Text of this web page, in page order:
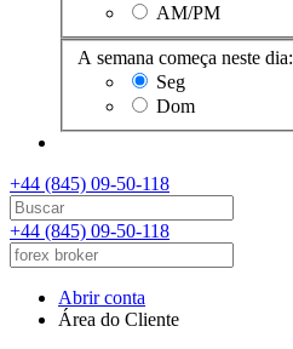
AM/PM
A semana começa neste dia:
Seg
Dom
+44 (845) 09-50-118
+44 (845) 09-50-118
Abrir conta
Área do Cliente